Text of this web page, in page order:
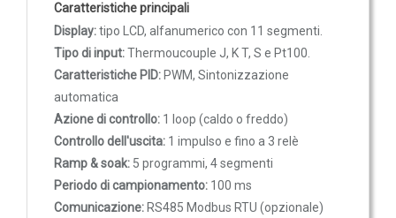
Caratteristiche principali
Display:tipo LCD, alfanumerico con 11 segmenti.
Tipo di input:Thermoucouple J, K T, S e Pt100.
Caratteristiche PID: PWM, Sintonizzazione
automatica
Azione di controllo: 1 loop (caldo o freddo)
Controllo dell'uscita: 1 impulso e fino a 3 relè
Ramp & soak: 5 programmi, 4 segmenti
Periodo di campionamento: 100 ms
Comunicazione: RS485 Modbus RTU (opzionale)
Sensori di luminosità e movimento
Sensori di luminosità movimento e
Solarimetri e Piranometri
Dispositivi LoRaWAN
Sensori LoRaWAN
Contatori e Convertitori LoRaWAN